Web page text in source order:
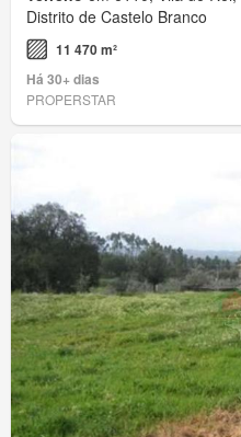
Distrito de Castelo Branco
11 470 m²
Há 30+ dias
PROPERSTAR